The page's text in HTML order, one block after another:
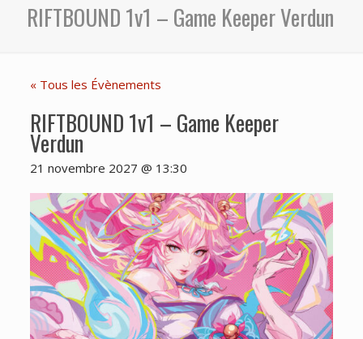
RIFTBOUND 1v1 – Game Keeper Verdun
« Tous les Évènements
RIFTBOUND 1v1 – Game Keeper
Verdun
21 novembre 2027 @ 13:30